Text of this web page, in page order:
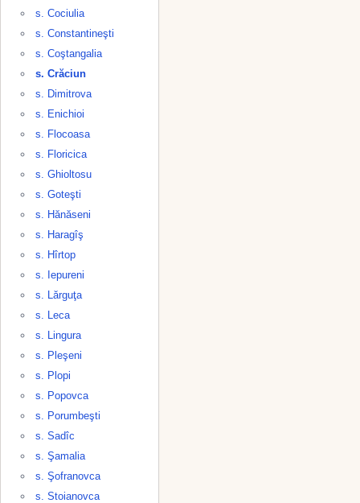
s. Cociulia
s. Constantineşti
s. Coştangalia
s. Crăciun
s. Dimitrova
s. Enichioi
s. Flocoasa
s. Floricica
s. Ghioltosu
s. Goteşti
s. Hănăseni
s. Haragîş
s. Hîrtop
s. Iepureni
s. Lărguţa
s. Leca
s. Lingura
s. Pleşeni
s. Plopi
s. Popovca
s. Porumbeşti
s. Sadîc
s. Şamalia
s. Şofranovca
s. Stoianovca